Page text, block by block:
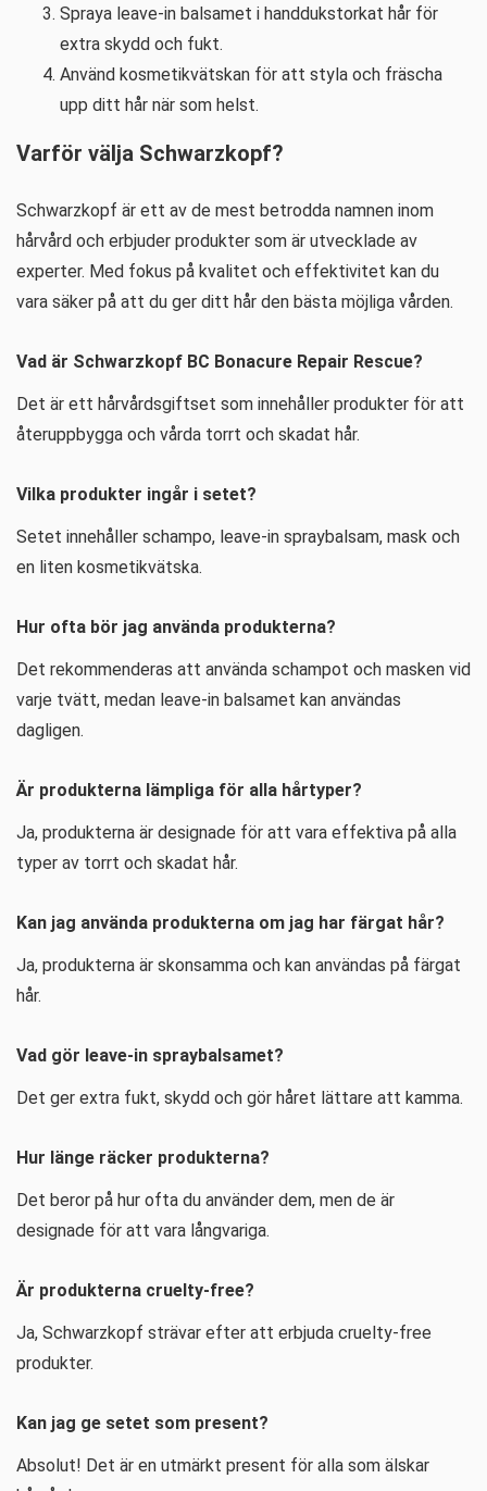
Spraya leave-in balsamet i handdukstorkat hår för
extra skydd och fukt.
Använd kosmetikvätskan för att styla och fräscha
upp ditt hår när som helst.
Varför välja Schwarzkopf?
Schwarzkopf är ett av de mest betrodda namnen inom
hårvård och erbjuder produkter som är utvecklade av
experter. Med fokus på kvalitet och effektivitet kan du
vara säker på att du ger ditt hår den bästa möjliga vården.
Vad är Schwarzkopf BC Bonacure Repair Rescue?
Det är ett hårvårdsgiftset som innehåller produkter för att
återuppbygga och vårda torrt och skadat hår.
Vilka produkter ingår i setet?
Setet innehåller schampo, leave-in spraybalsam, mask och
en liten kosmetikvätska.
Hur ofta bör jag använda produkterna?
Det rekommenderas att använda schampot och masken vid
varje tvätt, medan leave-in balsamet kan användas
dagligen.
Är produkterna lämpliga för alla hårtyper?
Ja, produkterna är designade för att vara effektiva på alla
typer av torrt och skadat hår.
Kan jag använda produkterna om jag har färgat hår?
Ja, produkterna är skonsamma och kan användas på färgat
hår.
Vad gör leave-in spraybalsamet?
Det ger extra fukt, skydd och gör håret lättare att kamma.
Hur länge räcker produkterna?
Det beror på hur ofta du använder dem, men de är
designade för att vara långvariga.
Är produkterna cruelty-free?
Ja, Schwarzkopf strävar efter att erbjuda cruelty-free
produkter.
Kan jag ge setet som present?
Absolut! Det är en utmärkt present för alla som älskar